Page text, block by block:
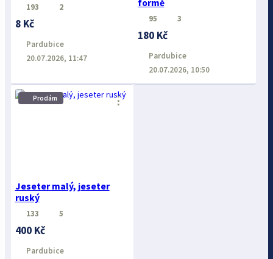
193 2
8 Kč
Pardubice
20.07.2026, 11:47
formě
95 3
180 Kč
Pardubice
20.07.2026, 10:50
Prodám
Jeseter malý, jeseter
ruský
⋮
133 5
400 Kč
Pardubice